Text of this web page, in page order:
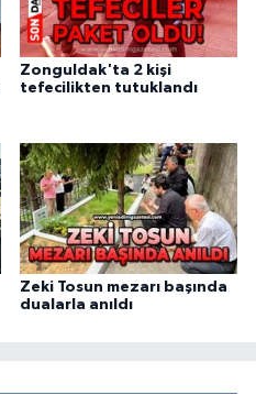
Zonguldak'ta 2 kişi
tefecilikten tutuklandı
Zeki Tosun mezarı başında
dualarla anıldı